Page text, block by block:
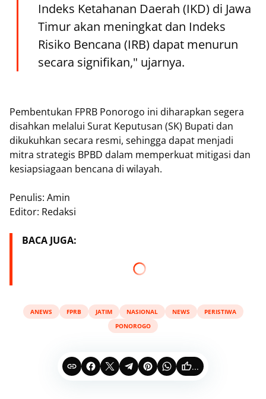
Indeks Ketahanan Daerah (IKD) di Jawa
Timur akan meningkat dan Indeks
Risiko Bencana (IRB) dapat menurun
secara signifikan," ujarnya.
Pembentukan FPRB Ponorogo ini diharapkan segera
disahkan melalui Surat Keputusan (SK) Bupati dan
dikukuhkan secara resmi, sehingga dapat menjadi
mitra strategis BPBD dalam memperkuat mitigasi dan
kesiapsiagaan bencana di wilayah.
Penulis: Amin
Editor: Redaksi
BACA JUGA:
ANEWS FPRB JATIM NASIONAL NEWS
PERISTIWA
PONOROGO
...